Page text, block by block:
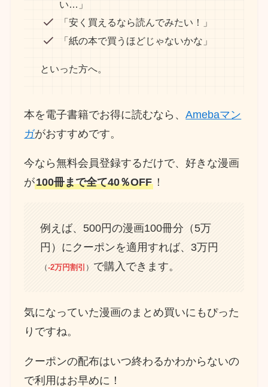
い…」
「安く買えるなら読んでみたい！」
「紙の本で買うほどじゃないかな」
といった方へ。
本を電子書籍でお得に読むなら、Amebaマン
ガがおすすめです。
今なら無料会員登録するだけで、好きな漫画
が100冊まで全て40％OFF ！
例えば、500円の漫画100冊分（5万
円）にクーポンを適用すれば、3万円
（-2万円割引 ） で購入できます。
気になっていた漫画のまとめ買いにもぴった
りですね。
クーポンの配布はいつ終わるかわからないの
で利用はお早めに！